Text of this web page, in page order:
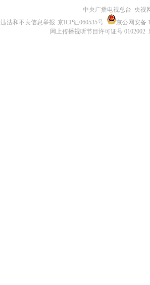
中央广播电视总台 央视
违法和不良信息举报 京ICP证060535号
京公网安备
网上传播视听节目许可证号 0102002